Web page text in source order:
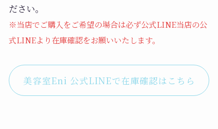
ださい。
※当店でご購入をご希望の場合は必ず公式LINE当店の公
式LINEより在庫確認をお願いいたします。
美容室Eni 公式LINEで在庫確認はこちら